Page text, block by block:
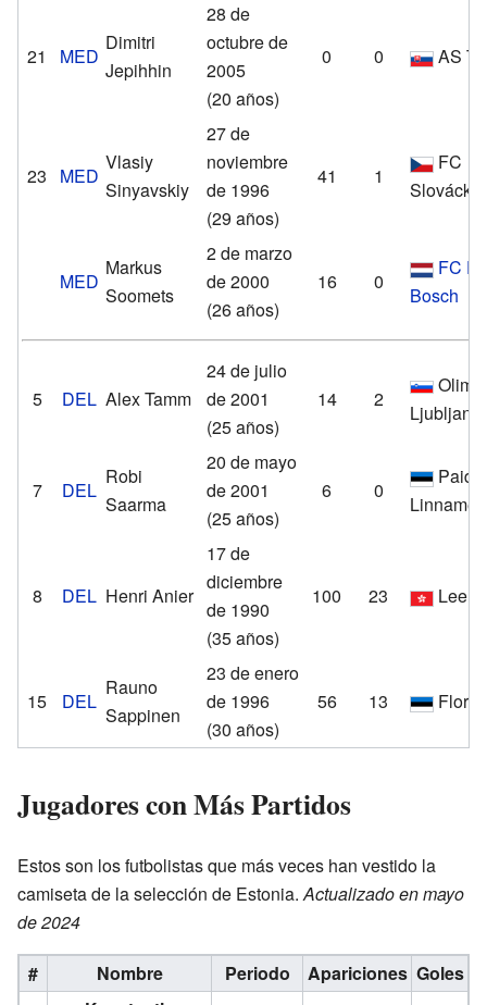
21 MED
Dimitri
Jepihhin
28 de
octubre de
2005
(20 años)
0 0 AS
23 MED
Vlasiy
Sinyavskiy
27 de
noviembre
de 1996
(29 años)
41 1
FC
Slovácko
MED
Markus
Soomets
2 de marzo
de 2000
(26 años)
16 0
FC
Bosch
5 DEL Alex Tamm
24 de julio
de 2001
(25 años)
14 2
Ljubljana
7 DEL
Robi
Saarma
20 de mayo
de 2001
(25 años)
6 0
Paide
8 DEL Henri Anier
17 de
diciembre
de 1990
(35 años)
100 23 Lee
15 DEL
Rauno
Sappinen
23 de enero
de 1996
(30 años)
56 13 Flora
Jugadores con Más Partidos
Estos son los futbolistas que más veces han vestido la
camiseta de la selección de Estonia.Actualizado en mayo
de 2024
# Nombre Periodo Apariciones Goles